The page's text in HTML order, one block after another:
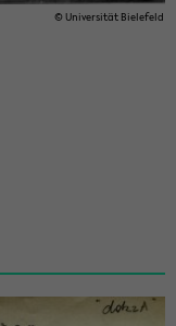
© Uni­ver­si­tät Bie­le­feld